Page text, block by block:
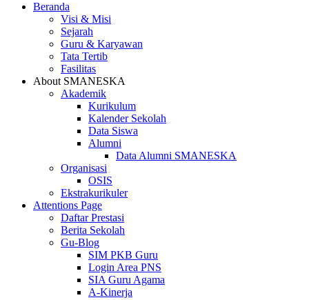
Beranda
Visi & Misi
Sejarah
Guru & Karyawan
Tata Tertib
Fasilitas
About SMANESKA
Akademik
Kurikulum
Kalender Sekolah
Data Siswa
Alumni
Data Alumni SMANESKA
Organisasi
OSIS
Ekstrakurikuler
Attentions Page
Daftar Prestasi
Berita Sekolah
Gu-Blog
SIM PKB Guru
Login Area PNS
SIA Guru Agama
A-Kinerja